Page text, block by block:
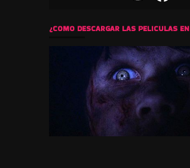
¿COMO DESCARGAR LAS PELICULAS